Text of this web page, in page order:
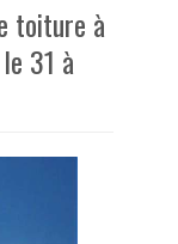
toiture à
31 à